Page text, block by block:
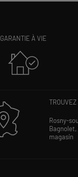
GARANTIE À VIE
Rosny-
Bagnolet,
magasin